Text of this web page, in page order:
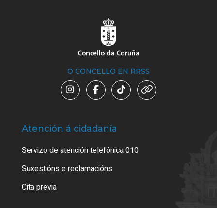
O CONCELLO EN RRSS
Atención á cidadanía
Servizo de atención telefónica 010
Suxestións e reclamacións
Cita previa